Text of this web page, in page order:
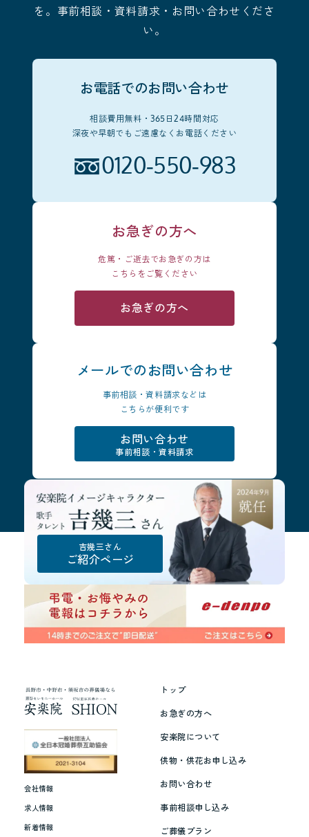
を。事前相談・資料請求・お問い合わせくださ
い。
お電話でのお問い合わせ
相談費用無料・365日24時間対応
深夜や早朝でもご遠慮なくお電話ください
0120-550-983
お急ぎの方へ
危篤・ご逝去でお急ぎの方は
こちらをご覧ください
お急ぎの方へ
メールでのお問い合わせ
事前相談・資料請求などは
こちらが便利です
お問い合わせ
事前相談・資料請求
吉幾三さん
ご紹介ページ
ー
ジ
キ
ャ
ラ
ク
タ
ー
会社情報
求人情報
新着情報
トップ
お急ぎの方へ
安楽院について
供物・供花お申し込み
お問い合わせ
事前相談申し込み
ご葬儀プラン